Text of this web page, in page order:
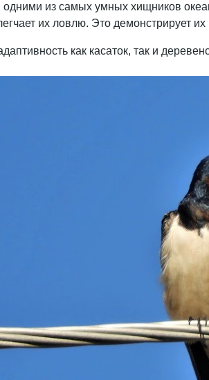
одними из самых умных хищников
их ловлю. Это демонстрирует
как касаток, так и